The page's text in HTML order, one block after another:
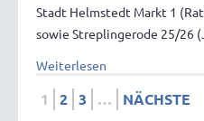
Stadt Helmstedt Markt 1
sowie Streplingerode 25/26
Weiterlesen
1 2 3 … NÄCHSTE